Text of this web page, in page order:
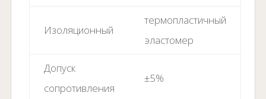
Изоляционный
термопластичный
эластомер
Допуск
сопротивления
±5%